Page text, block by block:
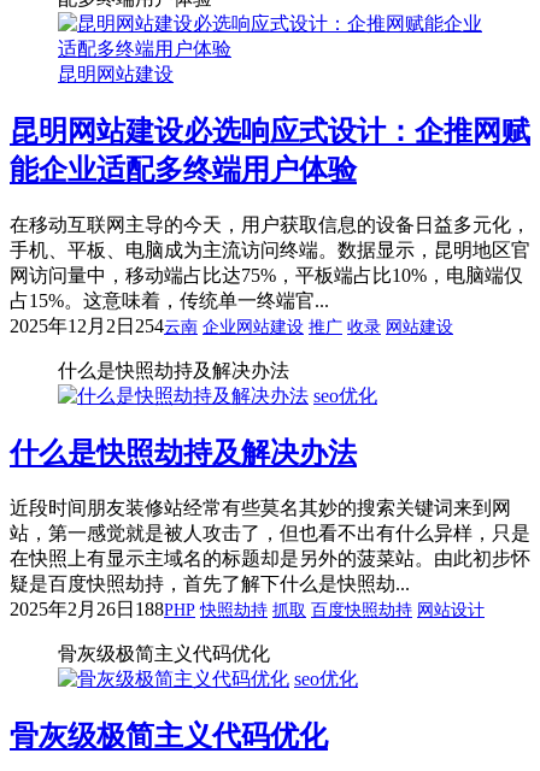
昆明网站建设
昆明网站建设必选响应式设计：企推网赋
能企业适配多终端用户体验
在移动互联网主导的今天，用户获取信息的设备日益多元化，
手机、平板、电脑成为主流访问终端。数据显示，昆明地区官
网访问量中，移动端占比达75%，平板端占比10%，电脑端仅
占15%。这意味着，传统单一终端官...
2025年12月2日 254云南 企业网站建设 推广 收录 网站建设
什么是快照劫持及解决办法
seo优化
什么是快照劫持及解决办法
近段时间朋友装修站经常有些莫名其妙的搜索关键词来到网
站，第一感觉就是被人攻击了，但也看不出有什么异样，只是
在快照上有显示主域名的标题却是另外的菠菜站。由此初步怀
疑是百度快照劫持，首先了解下什么是快照劫...
2025年2月26日 188PHP 快照劫持 抓取 百度快照劫持 网站设计
骨灰级极简主义代码优化
seo优化
骨灰级极简主义代码优化